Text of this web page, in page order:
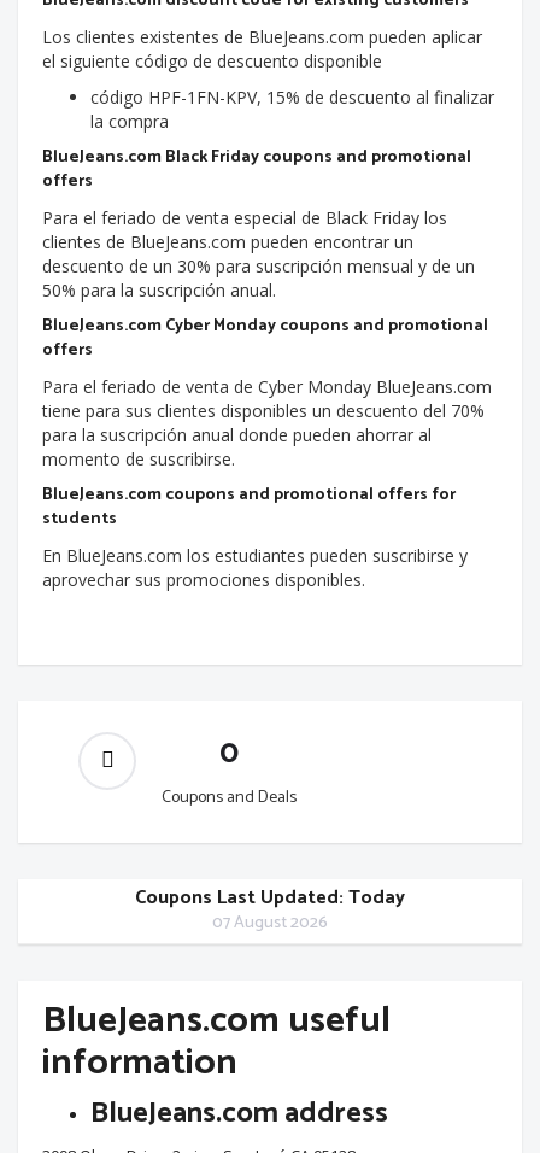
Los clientes existentes de BlueJeans.com pueden aplicar
el siguiente código de descuento disponible
código HPF-1FN-KPV, 15% de descuento al finalizar
la compra
BlueJeans.com Black Friday coupons and promotional
offers
Para el feriado de venta especial de Black Friday los
clientes de BlueJeans.com pueden encontrar un
descuento de un 30% para suscripción mensual y de un
50% para la suscripción anual.
BlueJeans.com Cyber Monday coupons and promotional
offers
Para el feriado de venta de Cyber Monday BlueJeans.com
tiene para sus clientes disponibles un descuento del 70%
para la suscripción anual donde pueden ahorrar al
momento de suscribirse.
BlueJeans.com coupons and promotional offers for
students
En BlueJeans.com los estudiantes pueden suscribirse y
aprovechar sus promociones disponibles.
0
Coupons and Deals
Coupons Last Updated: Today
07 August 2026
BlueJeans.com useful
information
BlueJeans.com address